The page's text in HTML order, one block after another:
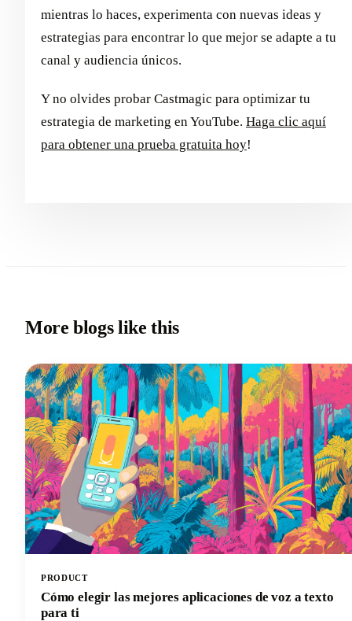
mientras lo haces, experimenta con nuevas ideas y
estrategias para encontrar lo que mejor se adapte a tu
canal y audiencia únicos.
Y no olvides probar Castmagic para optimizar tu
estrategia de marketing en YouTube. Haga clic aquí
para obtener una prueba gratuita hoy!
More blogs like this
PRODUCT
Cómo elegir las mejores aplicaciones de voz a texto
para ti